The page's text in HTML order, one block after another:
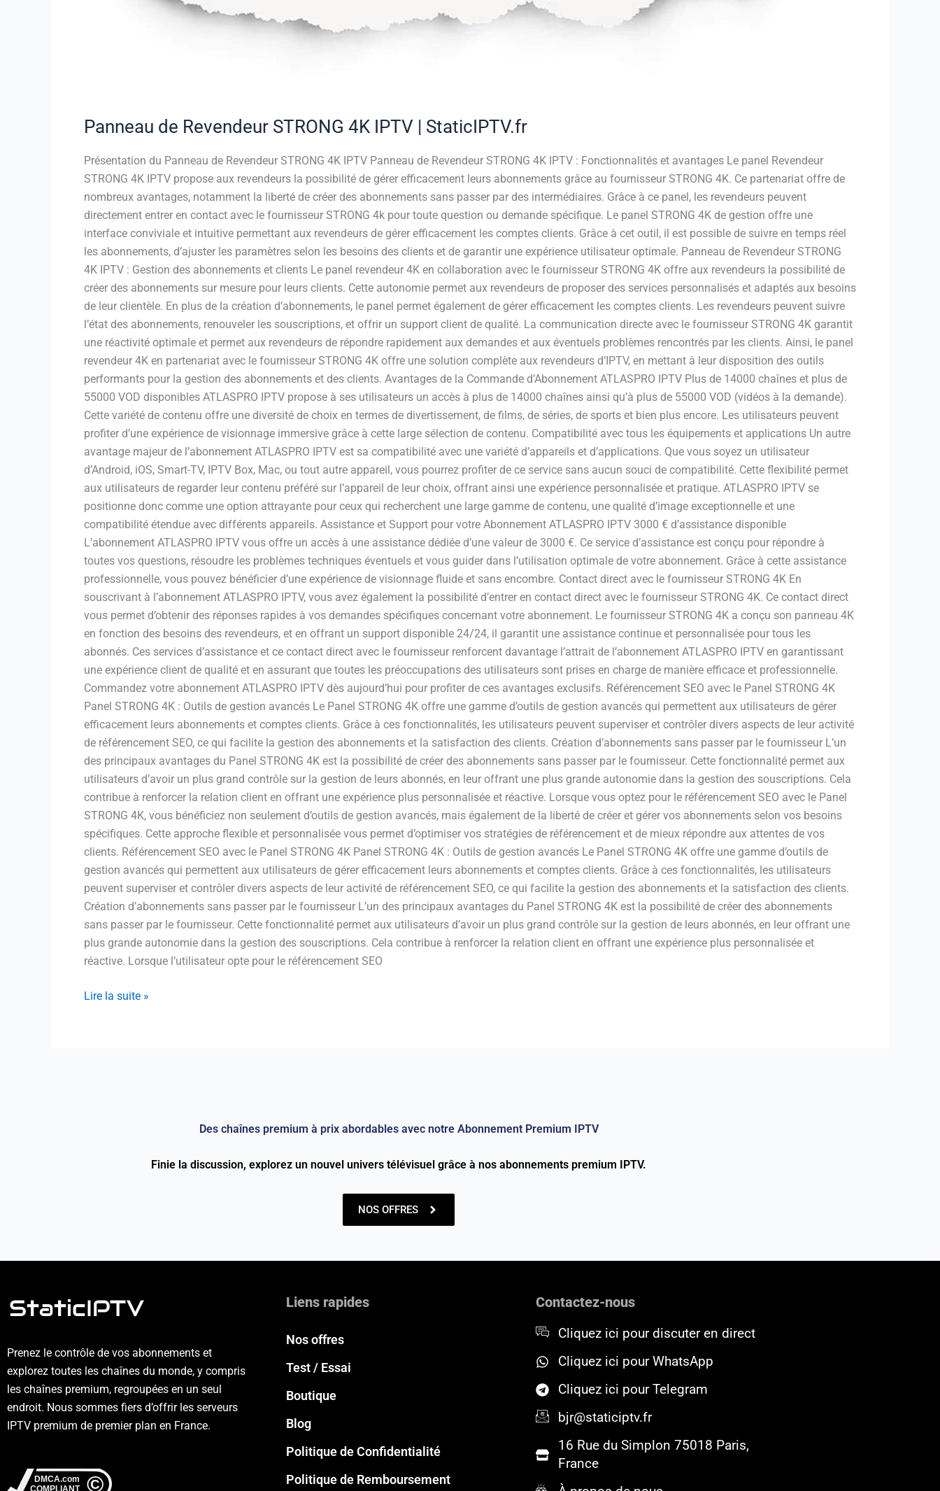
Panneau de Revendeur STRONG 4K IPTV | StaticIPTV.fr
Présentation du Panneau de Revendeur STRONG 4K IPTV Panneau de Revendeur STRONG 4K IPTV : Fonctionnalités et avantages Le panel Revendeur
STRONG 4K IPTV propose aux revendeurs la possibilité de gérer efficacement leurs abonnements grâce au fournisseur STRONG 4K. Ce partenariat offre de
nombreux avantages, notamment la liberté de créer des abonnements sans passer par des intermédiaires. Grâce à ce panel, les revendeurs peuvent
directement entrer en contact avec le fournisseur STRONG 4k pour toute question ou demande spécifique. Le panel STRONG 4K de gestion offre une
interface conviviale et intuitive permettant aux revendeurs de gérer efficacement les comptes clients. Grâce à cet outil, il est possible de suivre en temps réel
les abonnements, d’ajuster les paramètres selon les besoins des clients et de garantir une expérience utilisateur optimale. Panneau de Revendeur STRONG
4K IPTV : Gestion des abonnements et clients Le panel revendeur 4K en collaboration avec le fournisseur STRONG 4K offre aux revendeurs la possibilité de
créer des abonnements sur mesure pour leurs clients. Cette autonomie permet aux revendeurs de proposer des services personnalisés et adaptés aux besoins
de leur clientèle. En plus de la création d’abonnements, le panel permet également de gérer efficacement les comptes clients. Les revendeurs peuvent suivre
l’état des abonnements, renouveler les souscriptions, et offrir un support client de qualité. La communication directe avec le fournisseur STRONG 4K garantit
une réactivité optimale et permet aux revendeurs de répondre rapidement aux demandes et aux éventuels problèmes rencontrés par les clients. Ainsi, le panel
revendeur 4K en partenariat avec le fournisseur STRONG 4K offre une solution complète aux revendeurs d’IPTV, en mettant à leur disposition des outils
performants pour la gestion des abonnements et des clients. Avantages de la Commande d’Abonnement ATLASPRO IPTV Plus de 14000 chaînes et plus de
55000 VOD disponibles ATLASPRO IPTV propose à ses utilisateurs un accès à plus de 14000 chaînes ainsi qu’à plus de 55000 VOD (vidéos à la demande).
Cette variété de contenu offre une diversité de choix en termes de divertissement, de films, de séries, de sports et bien plus encore. Les utilisateurs peuvent
profiter d’une expérience de visionnage immersive grâce à cette large sélection de contenu. Compatibilité avec tous les équipements et applications Un autre
avantage majeur de l’abonnement ATLASPRO IPTV est sa compatibilité avec une variété d’appareils et d’applications. Que vous soyez un utilisateur
d’Android, iOS, Smart-TV, IPTV Box, Mac, ou tout autre appareil, vous pourrez profiter de ce service sans aucun souci de compatibilité. Cette flexibilité permet
aux utilisateurs de regarder leur contenu préféré sur l’appareil de leur choix, offrant ainsi une expérience personnalisée et pratique. ATLASPRO IPTV se
positionne donc comme une option attrayante pour ceux qui recherchent une large gamme de contenu, une qualité d’image exceptionnelle et une
compatibilité étendue avec différents appareils. Assistance et Support pour votre Abonnement ATLASPRO IPTV 3000 € d’assistance disponible
L’abonnement ATLASPRO IPTV vous offre un accès à une assistance dédiée d’une valeur de 3000 €. Ce service d’assistance est conçu pour répondre à
toutes vos questions, résoudre les problèmes techniques éventuels et vous guider dans l’utilisation optimale de votre abonnement. Grâce à cette assistance
professionnelle, vous pouvez bénéficier d’une expérience de visionnage fluide et sans encombre. Contact direct avec le fournisseur STRONG 4K En
souscrivant à l’abonnement ATLASPRO IPTV, vous avez également la possibilité d’entrer en contact direct avec le fournisseur STRONG 4K. Ce contact direct
vous permet d’obtenir des réponses rapides à vos demandes spécifiques concernant votre abonnement. Le fournisseur STRONG 4K a conçu son panneau 4K
en fonction des besoins des revendeurs, et en offrant un support disponible 24/24, il garantit une assistance continue et personnalisée pour tous les
abonnés. Ces services d’assistance et ce contact direct avec le fournisseur renforcent davantage l’attrait de l’abonnement ATLASPRO IPTV en garantissant
une expérience client de qualité et en assurant que toutes les préoccupations des utilisateurs sont prises en charge de manière efficace et professionnelle.
Commandez votre abonnement ATLASPRO IPTV dès aujourd’hui pour profiter de ces avantages exclusifs. Référencement SEO avec le Panel STRONG 4K
Panel STRONG 4K : Outils de gestion avancés Le Panel STRONG 4K offre une gamme d’outils de gestion avancés qui permettent aux utilisateurs de gérer
efficacement leurs abonnements et comptes clients. Grâce à ces fonctionnalités, les utilisateurs peuvent superviser et contrôler divers aspects de leur activité
de référencement SEO, ce qui facilite la gestion des abonnements et la satisfaction des clients. Création d’abonnements sans passer par le fournisseur L’un
des principaux avantages du Panel STRONG 4K est la possibilité de créer des abonnements sans passer par le fournisseur. Cette fonctionnalité permet aux
utilisateurs d’avoir un plus grand contrôle sur la gestion de leurs abonnés, en leur offrant une plus grande autonomie dans la gestion des souscriptions. Cela
contribue à renforcer la relation client en offrant une expérience plus personnalisée et réactive. Lorsque vous optez pour le référencement SEO avec le Panel
STRONG 4K, vous bénéficiez non seulement d’outils de gestion avancés, mais également de la liberté de créer et gérer vos abonnements selon vos besoins
spécifiques. Cette approche flexible et personnalisée vous permet d’optimiser vos stratégies de référencement et de mieux répondre aux attentes de vos
clients. Référencement SEO avec le Panel STRONG 4K Panel STRONG 4K : Outils de gestion avancés Le Panel STRONG 4K offre une gamme d’outils de
gestion avancés qui permettent aux utilisateurs de gérer efficacement leurs abonnements et comptes clients. Grâce à ces fonctionnalités, les utilisateurs
peuvent superviser et contrôler divers aspects de leur activité de référencement SEO, ce qui facilite la gestion des abonnements et la satisfaction des clients.
Création d’abonnements sans passer par le fournisseur L’un des principaux avantages du Panel STRONG 4K est la possibilité de créer des abonnements
sans passer par le fournisseur. Cette fonctionnalité permet aux utilisateurs d’avoir un plus grand contrôle sur la gestion de leurs abonnés, en leur offrant une
plus grande autonomie dans la gestion des souscriptions. Cela contribue à renforcer la relation client en offrant une expérience plus personnalisée et
réactive. Lorsque l’utilisateur opte pour le référencement SEO
Lire la suite »
Des chaînes premium à prix abordables avec notre Abonnement Premium IPTV
Finie la discussion, explorez un nouvel univers télévisuel grâce à nos abonnements premium IPTV.
NOS OFFRES
Prenez le contrôle de vos abonnements et
explorez toutes les chaînes du monde, y compris
les chaînes premium, regroupées en un seul
endroit. Nous sommes fiers d’offrir les serveurs
IPTV premium de premier plan en France.
Liens rapides
Nos offres
Test / Essai
Boutique
Blog
Politique de Confidentialité
Politique de Remboursement
Contactez-nous
Cliquez ici pour discuter en direct
Cliquez ici pour WhatsApp
Cliquez ici pour Telegram
bjr@staticiptv.fr
16 Rue du Simplon 75018 Paris,
France